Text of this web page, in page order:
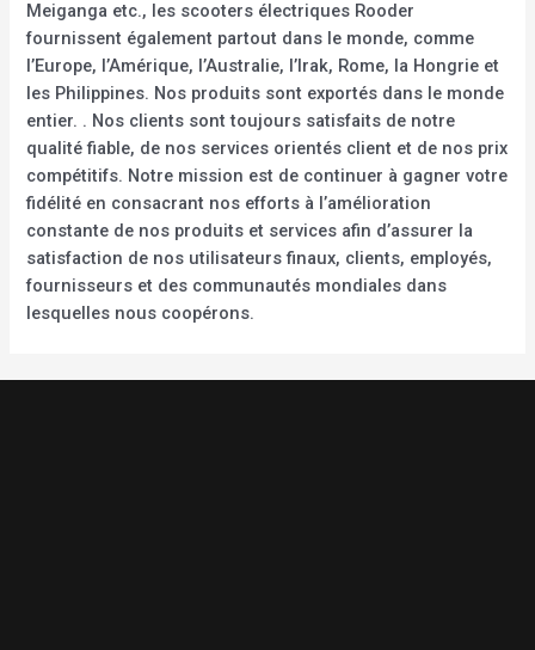
Meiganga etc., les scooters électriques Rooder
fournissent également partout dans le monde, comme
l’Europe, l’Amérique, l’Australie, l’Irak, Rome, la Hongrie et
les Philippines. Nos produits sont exportés dans le monde
entier. . Nos clients sont toujours satisfaits de notre
qualité fiable, de nos services orientés client et de nos prix
compétitifs. Notre mission est de continuer à gagner votre
fidélité en consacrant nos efforts à l’amélioration
constante de nos produits et services afin d’assurer la
satisfaction de nos utilisateurs finaux, clients, employés,
fournisseurs et des communautés mondiales dans
lesquelles nous coopérons.